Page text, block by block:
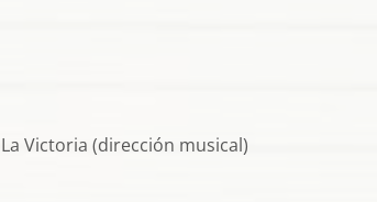
La Victoria (dirección musical)